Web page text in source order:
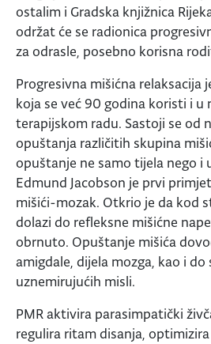
ostalim i Gradska knjižnica
održat će se radionica
za odrasle, posebno korisna
Progresivna mišićna relaksacija
koja se već 90 godina koristi i u
terapijskom radu. Sastoji se od
opuštanja različitih skupina
opuštanje ne samo tijela nego i
Edmund Jacobson je prvi
mišići-mozak. Otkrio je da kod
dolazi do refleksne mišićne
obrnuto. Opuštanje mišića
amigdale, dijela mozga, kao i
uznemirujućih misli.
PMR aktivira parasimpatički
regulira ritam disanja,